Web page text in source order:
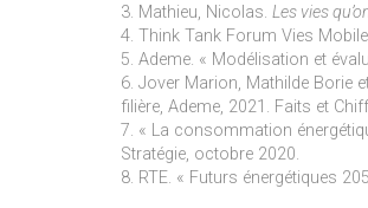
3. Mathieu, Nicolas. Les vies
4. Think Tank Forum Vies
5. Ademe. « Modélisation et
6. Jover Marion, Mathilde Borie
filière, Ademe, 2021. Faits et
7. « La consommation
Stratégie, octobre 2020.
8. RTE. « Futurs énergétiques